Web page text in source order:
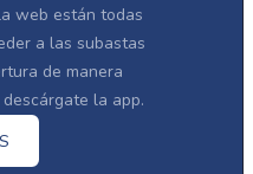
web están todas
a las subastas
de manera
descárgate la app.